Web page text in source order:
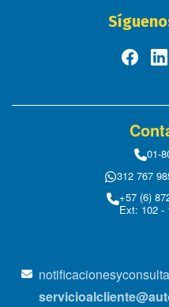
01-
312 767
+57 (6)
Ext: 102 -